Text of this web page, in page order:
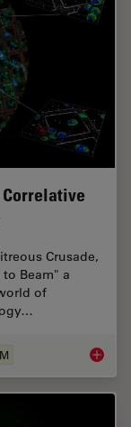
Correlative
Crusade,
Beam" a
of
From